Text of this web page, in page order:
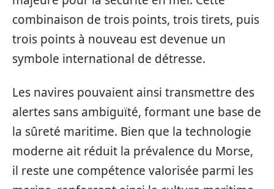
combinaison de trois points, trois tirets, puis
trois points à nouveau est devenue un
symbole international de détresse.
Les navires pouvaient ainsi transmettre des
alertes sans ambiguïté, formant une base de
la sûreté maritime. Bien que la technologie
moderne ait réduit la prévalence du Morse,
il reste une compétence valorisée parmi les